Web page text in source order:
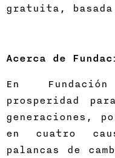
gratuita,
Acerca de
En
prosperidad
generaciones,
en cuatro
palancas de